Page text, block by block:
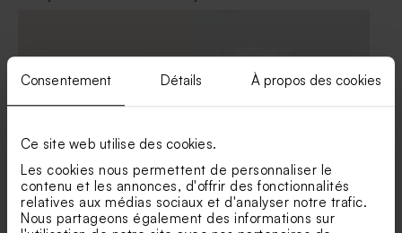
Consentement Détails À propos des cookies
Ce site web utilise des cookies.
Les cookies nous permettent de personnaliser le
contenu et les annonces, d'offrir des fonctionnalités
relatives aux médias sociaux et d'analyser notre trafic.
Nous partageons également des informations sur
Décapsuleur mariage
message jeunes mariés
Bougie en verre mariage et
liège